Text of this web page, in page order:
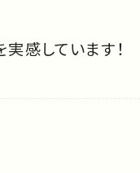
感しています！